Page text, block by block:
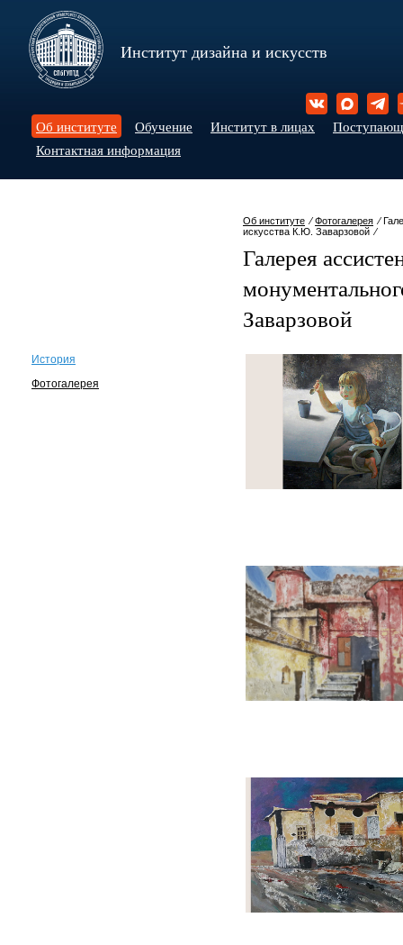
Институт дизайна и искусств
Об институте Обучение Институт в лицах
Контактная информация
Об институте ⁄Фотогалерея ⁄
искусства К.Ю. Заварзовой ⁄
Галерея
Заварзовой
История
Фотогалерея